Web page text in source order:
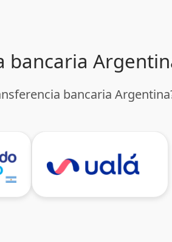
bancaria
bancaria